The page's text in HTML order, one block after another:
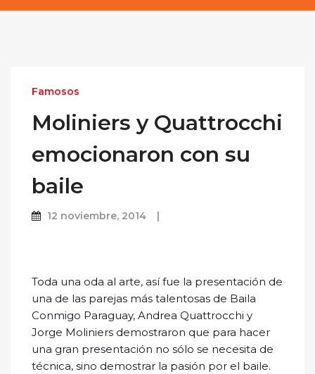
Famosos
Moliniers y Quattrocchi
emocionaron con su
baile
12 noviembre, 2014
Toda una oda al arte, así fue la presentación de
una de las parejas más talentosas de Baila
Conmigo Paraguay, Andrea Quattrocchi y
Jorge Moliniers demostraron que para hacer
una gran presentación no sólo se necesita de
técnica, sino demostrar la pasión por el baile.